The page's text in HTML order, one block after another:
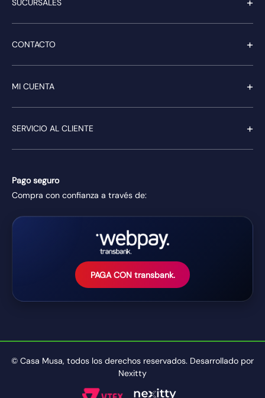
CONTACTO +
MI CUENTA +
SERVICIO AL CLIENTE +
Pago seguro
Compra con confianza a través de:
PAGA CON transbank.
© Casa Musa, todos los derechos reservados. Desarrollado por
Nexitty